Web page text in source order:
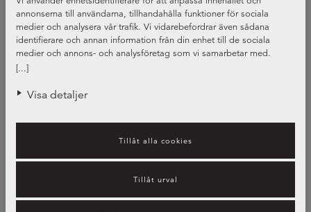
[...]
annonserna till användarna, tillhandahålla funktioner för sociala
medier och analysera vår trafik. Vi vidarebefordrar även sådana
identifierare och annan information från din enhet till de sociala
medier och annons- och analysföretag som vi samarbetar med.
Dessa kan i sin tur kombinera informationen med annan information
använt deras tjänster.
Visa detaljer
Tillåt alla cookies
Tillåt urval